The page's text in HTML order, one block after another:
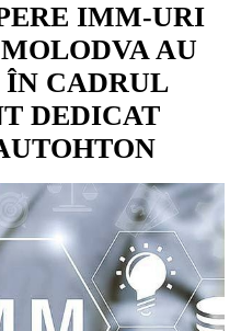
IMM-URI
AU
ÎN CADRUL
DEDICAT